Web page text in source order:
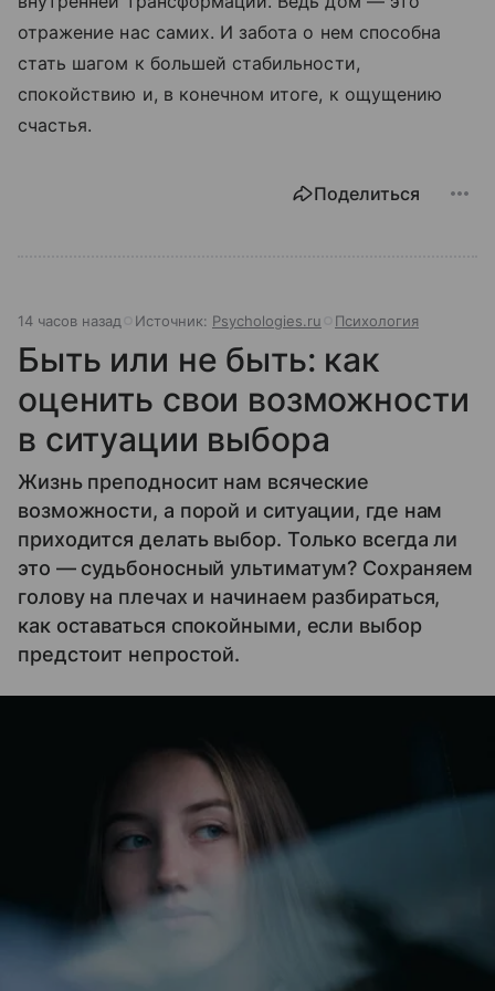
отражение нас самих. И забота о нем способна
стать шагом к большей стабильности,
спокойствию и, в конечном итоге, к ощущению
счастья.
Поделиться
14 часов назад Источник: Psychologies.ru Психология
Быть или не быть: как
оценить свои возможности
в ситуации выбора
Жизнь преподносит нам всяческие
возможности, а порой и ситуации, где нам
приходится делать выбор. Только всегда ли
это — судьбоносный ультиматум? Сохраняем
голову на плечах и начинаем разбираться,
как оставаться спокойными, если выбор
предстоит непростой.